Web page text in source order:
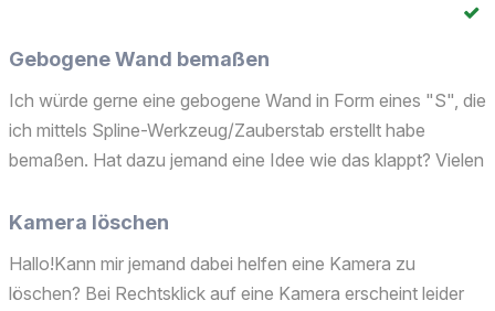
Gebogene Wand bemaßen
Ich würde gerne eine gebogene Wand in Form eines "S", die
ich mittels Spline-Werkzeug/Zauberstab erstellt habe
bemaßen. Hat dazu jemand eine Idee wie das klappt? Vielen
Kamera löschen
Hallo!Kann mir jemand dabei helfen eine Kamera zu
löschen? Bei Rechtsklick auf eine Kamera erscheint leider